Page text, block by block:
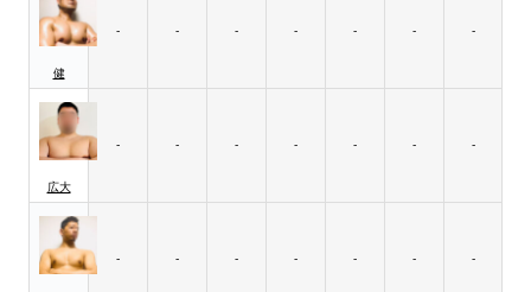
健
- - - - - - -
広大
- - - - - - -
- - - - - - -